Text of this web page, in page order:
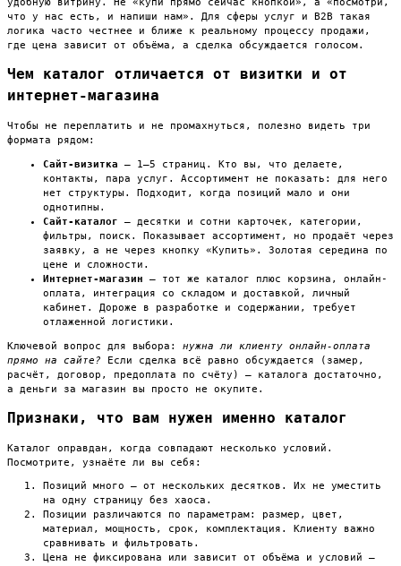
что у нас есть, и напиши нам». Для сферы услуг и B2B такая
логика часто честнее и ближе к реальному процессу продажи,
где цена зависит от объёма, а сделка обсуждается голосом.
Чем каталог отличается от визитки и от
интернет-магазина
Чтобы не переплатить и не промахнуться, полезно видеть три
формата рядом:
Сайт-визитка — 1–5 страниц. Кто вы, что делаете,
контакты, пара услуг. Ассортимент не показать: для него
нет структуры. Подходит, когда позиций мало и они
однотипны.
Сайт-каталог — десятки и сотни карточек, категории,
фильтры, поиск. Показывает ассортимент, но продаёт через
заявку, а не через кнопку «Купить». Золотая середина по
цене и сложности.
Интернет-магазин — тот же каталог плюс корзина, онлайн-
оплата, интеграция со складом и доставкой, личный
кабинет. Дороже в разработке и содержании, требует
отлаженной логистики.
Ключевой вопрос для выбора: нужна ли клиенту онлайн-оплата
прямо на сайте? Если сделка всё равно обсуждается (замер,
расчёт, договор, предоплата по счёту) — каталога достаточно,
а деньги за магазин вы просто не окупите.
Признаки, что вам нужен именно каталог
Каталог оправдан, когда совпадают несколько условий.
Посмотрите, узнаёте ли вы себя:
Позиций много — от нескольких десятков. Их не уместить
на одну страницу без хаоса.
Позиции различаются по параметрам: размер, цвет,
материал, мощность, срок, комплектация. Клиенту важно
сравнивать и фильтровать.
Цена не фиксирована или зависит от объёма и условий —